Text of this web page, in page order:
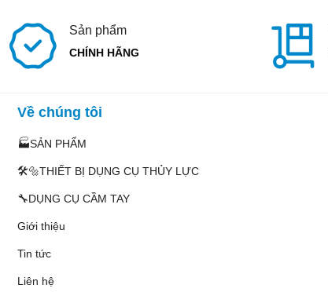
Sản phẩm
CHÍNH HÃNG
Về chúng tôi
🏭SẢN PHẨM
🛠️🔩THIẾT BỊ DỤNG CỤ THỦY LỰC
🔧DỤNG CỤ CẦM TAY
Giới thiệu
Tin tức
Liên hệ